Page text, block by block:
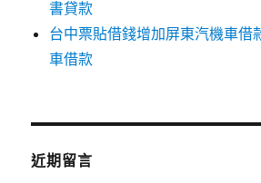
書貸款
台中票貼借錢增加屏東汽機車借
車借款
近期留言